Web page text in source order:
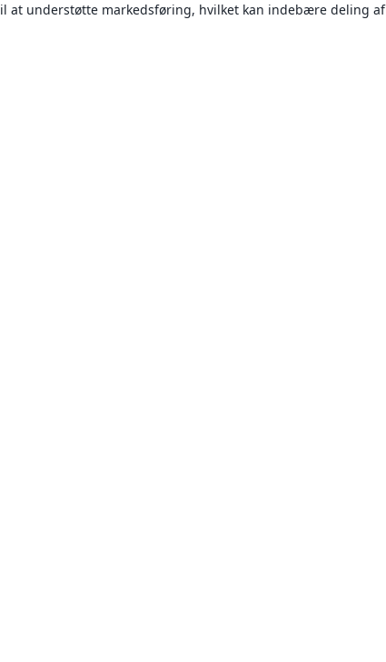
at understøtte markedsføring, hvilket kan indebære deling af